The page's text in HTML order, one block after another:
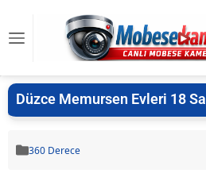
Düzce Memursen Evleri 18
360 Derece